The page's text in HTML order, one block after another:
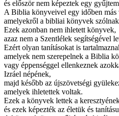
és először nem képeztek egy
A Biblia könyveivel egy időben más
amelyekről a bibliai könyvek
Ezek azonban nem ihletett könyvek,
azaz nem a Szentlélek segítségével
Ezért olyan tanításokat is
amelyek nem szerepelnek a Biblia
vagy éppenséggel ellenkeznek
Izráel népének,
majd később az újszövetségi
amelyek ihletettek voltak.
Ezek a könyvek lettek a
és ezek képezték az életük és